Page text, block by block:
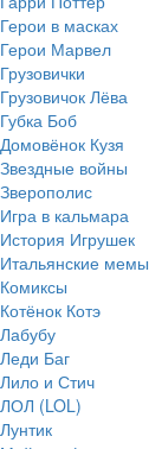
Герои в масках
Герои Марвел
Грузовички
Грузовичок Лёва
Губка Боб
Домовёнок Кузя
Звездные войны
Зверополис
Игра в кальмара
История Игрушек
Итальянские мемы
Комиксы
Котёнок Котэ
Лабубу
Леди Баг
Лило и Стич
ЛОЛ (LOL)
Лунтик